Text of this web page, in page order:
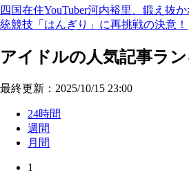
四国在住YouTuber河内裕里、鍛え抜
統競技「はんぎり」に再挑戦の決意！
アイドルの人気記事ラ
最終更新：2025/10/15 23:00
24時間
週間
月間
1